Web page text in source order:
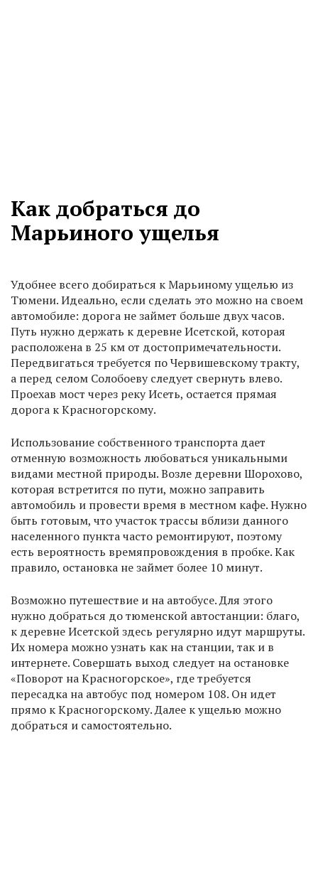
Как добраться до
Марьиного ущелья
Удобнее всего добираться к Марьиному ущелью из
Тюмени. Идеально, если сделать это можно на своем
автомобиле: дорога не займет больше двух часов.
Путь нужно держать к деревне Исетской, которая
расположена в 25 км от достопримечательности.
Передвигаться требуется по Червишевскому тракту,
а перед селом Солобоеву следует свернуть влево.
Проехав мост через реку Исеть, остается прямая
дорога к Красногорскому.
Использование собственного транспорта дает
отменную возможность любоваться уникальными
видами местной природы. Возле деревни Шорохово,
которая встретится по пути, можно заправить
автомобиль и провести время в местном кафе. Нужно
быть готовым, что участок трассы вблизи данного
населенного пункта часто ремонтируют, поэтому
есть вероятность времяпровождения в пробке. Как
правило, остановка не займет более 10 минут.
Возможно путешествие и на автобусе. Для этого
нужно добраться до тюменской автостанции: благо,
к деревне Исетской здесь регулярно идут маршруты.
Их номера можно узнать как на станции, так и в
интернете. Совершать выход следует на остановке
«Поворот на Красногорское», где требуется
пересадка на автобус под номером 108. Он идет
прямо к Красногорскому. Далее к ущелью можно
добраться и самостоятельно.